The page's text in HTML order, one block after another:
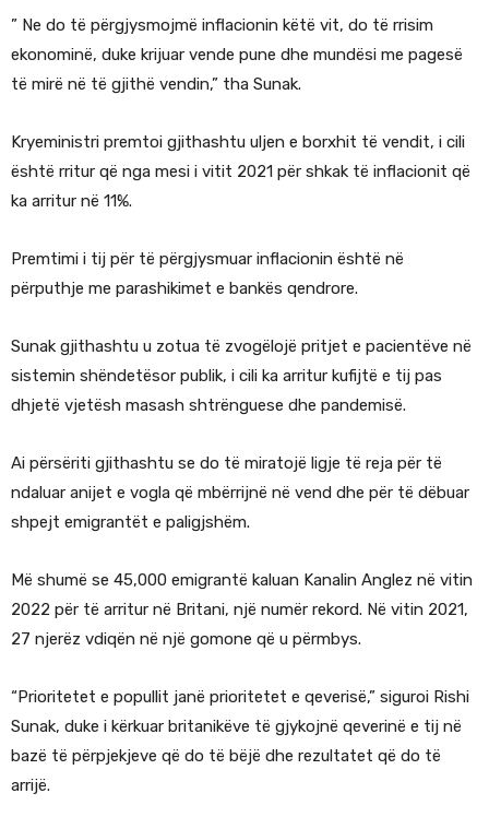
” Ne do të përgjysmojmë inflacionin këtë vit, do të rrisim
ekonominë, duke krijuar vende pune dhe mundësi me pagesë
të mirë në të gjithë vendin,” tha Sunak.
Kryeministri premtoi gjithashtu uljen e borxhit të vendit, i cili
është rritur që nga mesi i vitit 2021 për shkak të inflacionit që
ka arritur në 11%.
Premtimi i tij për të përgjysmuar inflacionin është në
përputhje me parashikimet e bankës qendrore.
Sunak gjithashtu u zotua të zvogëlojë pritjet e pacientëve në
sistemin shëndetësor publik, i cili ka arritur kufijtë e tij pas
dhjetë vjetësh masash shtrënguese dhe pandemisë.
Ai përsëriti gjithashtu se do të miratojë ligje të reja për të
ndaluar anijet e vogla që mbërrijnë në vend dhe për të dëbuar
shpejt emigrantët e paligjshëm.
Më shumë se 45,000 emigrantë kaluan Kanalin Anglez në vitin
2022 për të arritur në Britani, një numër rekord. Në vitin 2021,
27 njerëz vdiqën në një gomone që u përmbys.
“Prioritetet e popullit janë prioritetet e qeverisë,” siguroi Rishi
Sunak, duke i kërkuar britanikëve të gjykojnë qeverinë e tij në
bazë të përpjekjeve që do të bëjë dhe rezultatet që do të
arrijë.